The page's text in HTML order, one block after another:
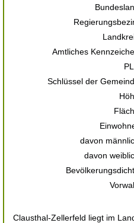
Amtliches
Schlüssel der
davon
davon
Clausthal-Zellerfeld liegt im